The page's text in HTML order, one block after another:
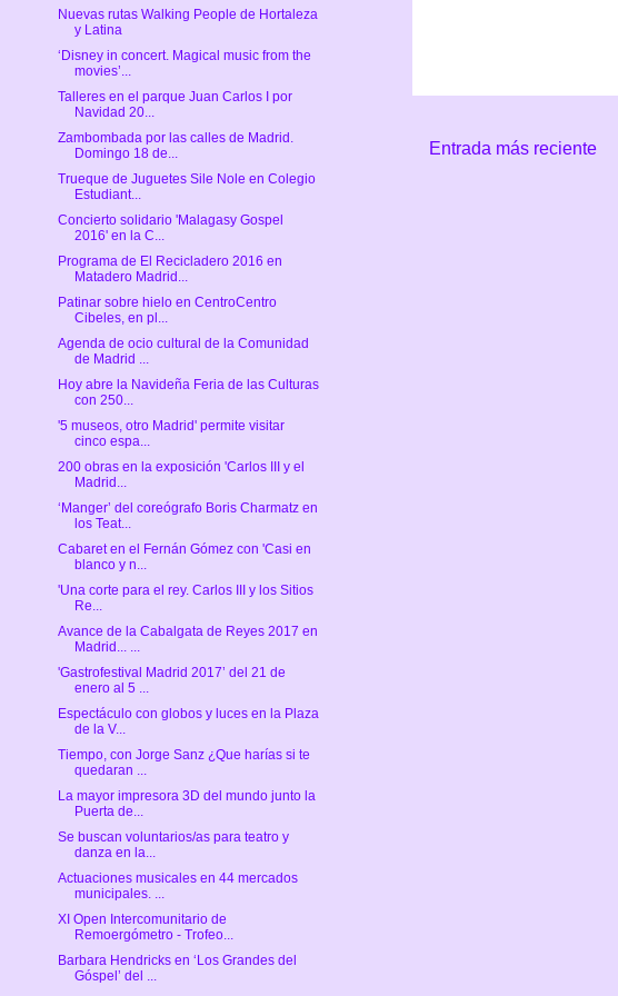
Entrada más reciente
Nuevas rutas Walking People de Hortaleza
y Latina
‘Disney in concert. Magical music from the
movies’...
Talleres en el parque Juan Carlos I por
Navidad 20...
Zambombada por las calles de Madrid.
Domingo 18 de...
Trueque de Juguetes Sile Nole en Colegio
Estudiant...
Concierto solidario 'Malagasy Gospel
2016' en la C...
Programa de El Recicladero 2016 en
Matadero Madrid...
Patinar sobre hielo en CentroCentro
Cibeles, en pl...
Agenda de ocio cultural de la Comunidad
de Madrid ...
Hoy abre la Navideña Feria de las Culturas
con 250...
'5 museos, otro Madrid' permite visitar
cinco espa...
200 obras en la exposición 'Carlos III y el
Madrid...
‘Manger’ del coreógrafo Boris Charmatz en
los Teat...
Cabaret en el Fernán Gómez con 'Casi en
blanco y n...
'Una corte para el rey. Carlos III y los Sitios
Re...
Avance de la Cabalgata de Reyes 2017 en
Madrid... ...
'Gastrofestival Madrid 2017’ del 21 de
enero al 5 ...
Espectáculo con globos y luces en la Plaza
de la V...
Tiempo, con Jorge Sanz ¿Que harías si te
quedaran ...
La mayor impresora 3D del mundo junto la
Puerta de...
Se buscan voluntarios/as para teatro y
danza en la...
Actuaciones musicales en 44 mercados
municipales. ...
XI Open Intercomunitario de
Remoergómetro - Trofeo...
Barbara Hendricks en ‘Los Grandes del
Góspel’ del ...